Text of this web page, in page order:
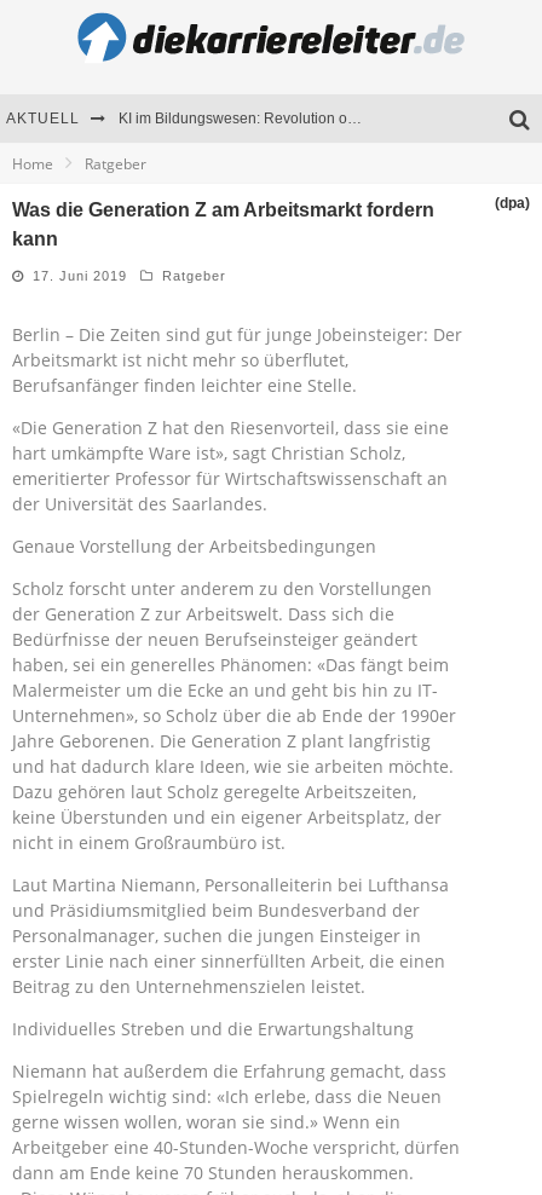
AKTUELL
Seminare als Motivationsmotor – Wie Weiterbildung Mitarbeiter nachhaltig begeistert
Home Ratgeber
Was die Generation Z am Arbeitsmarkt fordern
kann
(dpa)
17. Juni 2019 Ratgeber
Berlin – Die Zeiten sind gut für junge Jobeinsteiger: Der
Arbeitsmarkt ist nicht mehr so überflutet,
Berufsanfänger finden leichter eine Stelle.
«Die Generation Z hat den Riesenvorteil, dass sie eine
hart umkämpfte Ware ist», sagt Christian Scholz,
emeritierter Professor für Wirtschaftswissenschaft an
der Universität des Saarlandes.
Genaue Vorstellung der Arbeitsbedingungen
Scholz forscht unter anderem zu den Vorstellungen
der Generation Z zur Arbeitswelt. Dass sich die
Bedürfnisse der neuen Berufseinsteiger geändert
haben, sei ein generelles Phänomen: «Das fängt beim
Malermeister um die Ecke an und geht bis hin zu IT-
Unternehmen», so Scholz über die ab Ende der 1990er
Jahre Geborenen. Die Generation Z plant langfristig
und hat dadurch klare Ideen, wie sie arbeiten möchte.
Dazu gehören laut Scholz geregelte Arbeitszeiten,
keine Überstunden und ein eigener Arbeitsplatz, der
nicht in einem Großraumbüro ist.
Laut Martina Niemann, Personalleiterin bei Lufthansa
und Präsidiumsmitglied beim Bundesverband der
Personalmanager, suchen die jungen Einsteiger in
erster Linie nach einer sinnerfüllten Arbeit, die einen
Beitrag zu den Unternehmenszielen leistet.
Individuelles Streben und die Erwartungshaltung
Niemann hat außerdem die Erfahrung gemacht, dass
Spielregeln wichtig sind: «Ich erlebe, dass die Neuen
gerne wissen wollen, woran sie sind.» Wenn ein
Arbeitgeber eine 40-Stunden-Woche verspricht, dürfen
dann am Ende keine 70 Stunden herauskommen.